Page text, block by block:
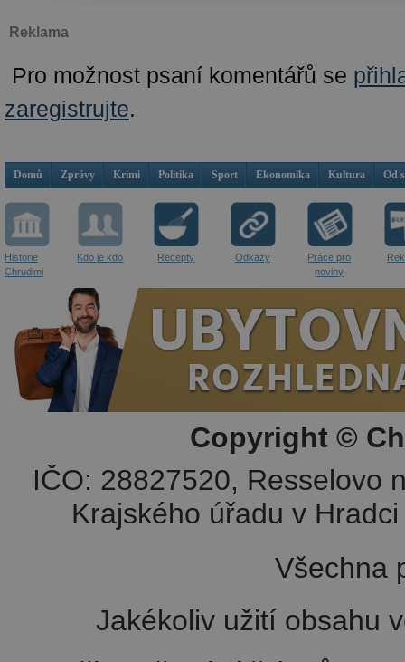
Reklama
Pro možnost psaní komentářů se
zaregistrujte.
Domů Zprávy Krimi Politika Sport Ekonomika Kultura Od
Historie
Chrudimi
Kdo je kdo Recepty Odkazy
Práce pro
noviny
Copyright ©
IČO: 28827520, Resselovo
Krajského úřadu v
Všechna
Jakékoliv užití obsahu